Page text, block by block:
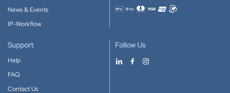
News & Events
IP-Workflow
Accepted payment methods
Support
Help
FAQ
Contact Us
Follow Us